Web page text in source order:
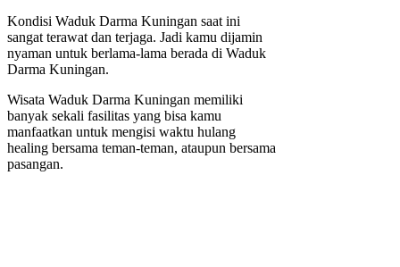
Kondisi Waduk Darma Kuningan saat ini
sangat terawat dan terjaga. Jadi kamu dijamin
nyaman untuk berlama-lama berada di Waduk
Darma Kuningan.
Wisata Waduk Darma Kuningan memiliki
banyak sekali fasilitas yang bisa kamu
manfaatkan untuk mengisi waktu hulang
healing bersama teman-teman, ataupun bersama
pasangan.